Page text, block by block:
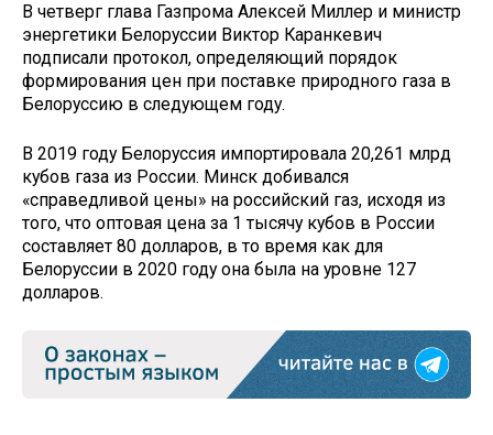
В четверг глава Газпрома Алексей Миллер и министр
энергетики Белоруссии Виктор Каранкевич
подписали протокол, определяющий порядок
формирования цен при поставке природного газа в
Белоруссию в следующем году.
В 2019 году Белоруссия импортировала 20,261 млрд
кубов газа из России. Минск добивался
«справедливой цены» на российский газ, исходя из
того, что оптовая цена за 1 тысячу кубов в России
составляет 80 долларов, в то время как для
Белоруссии в 2020 году она была на уровне 127
долларов.